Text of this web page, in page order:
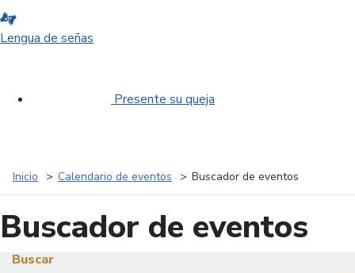
Lengua de señas
Presente su queja
Inicio Calendario de eventos Buscador de eventos
Buscador de eventos
Buscar